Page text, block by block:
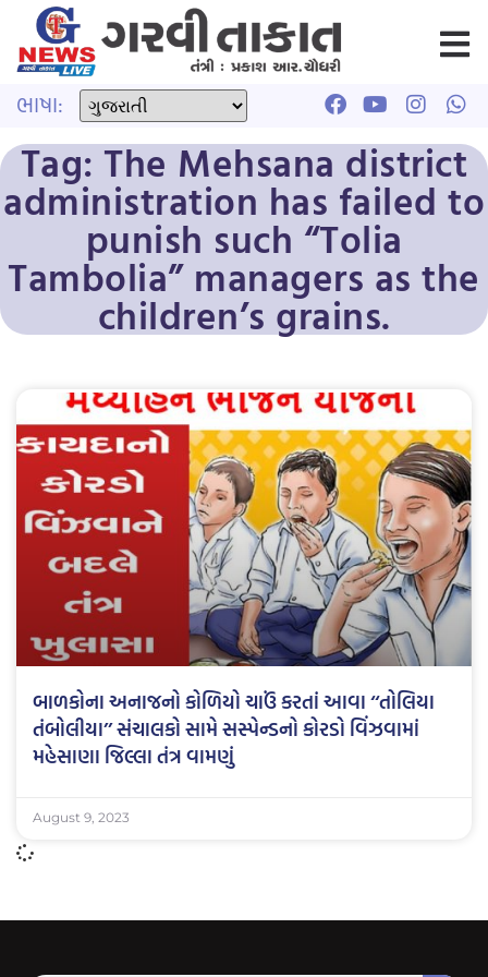
ભાષા:
Tag: The Mehsana district
administration has failed to
punish such “Tolia
Tambolia” managers as the
children’s grains.
બાળકોના અનાજનો કોળિયો ચાઉં કરતાં આવા ‘‘તોલિયા
તંબોલીયા’’ સંચાલકો સામે સસ્પેન્ડનો કોરડો વિંઝવામાં
મહેસાણા જિલ્લા તંત્ર વામણું
August 9, 2023